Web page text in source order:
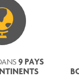
9 PAYS